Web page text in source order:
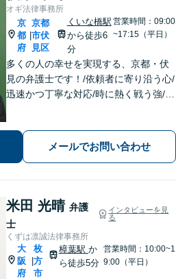
オギ法律事務所
京
都
府
京都
市伏
見区
くいな橋駅
から徒歩6
分
営業時間：09:00
~17:15（平日）
多くの人の幸せを実現する、京都・伏
見の弁護士です！/依頼者に寄り沿う心/
迅速かつ丁寧な対応/時に熱く戦う強/解
メールでお問い合わせ
米田 光晴 弁護
士
インタビューを見
る
くずは凛誠法律事務所
大
阪
府
枚
方
市
樟葉駅 か
ら徒歩5分
営業時間：10:00~1
9:00（平日）